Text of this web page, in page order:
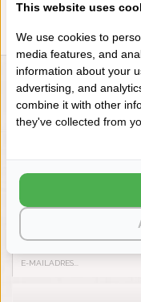
+31
Wilt
This website uses
We use cookies to
media features, and
information about your
advertising, and
combine it with other
they've collected from